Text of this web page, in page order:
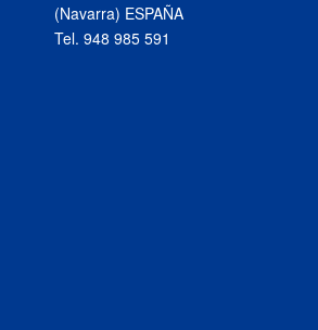
(Navarra) ESPAÑA
Tel. 948 985 591